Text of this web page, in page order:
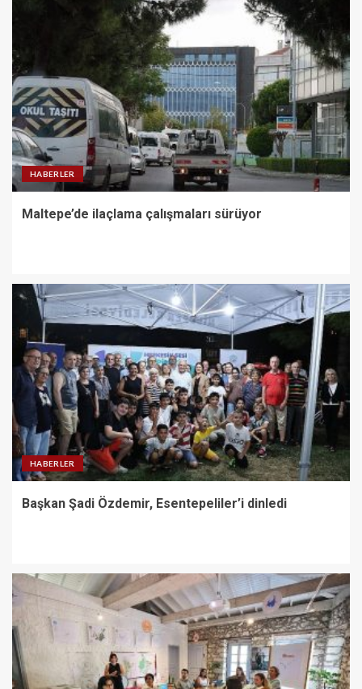
HABERLER
Maltepe’de ilaçlama çalışmaları sürüyor
HABERLER
Başkan Şadi Özdemir, Esentepeliler’i dinledi